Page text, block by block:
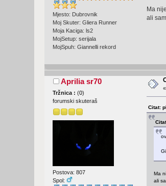
Mjesto: Dubrovnik
Moj Skuter: Gliera Runner
Moja Kaciga: ls2
MojSetup: serijala
MojSpuh: Giannelli rekord
Ma
ali
Aprilia sr70
Tržnica :(0)
forumski skuteraš
Postova: 807
Spol:
Citat:
Ma
ali